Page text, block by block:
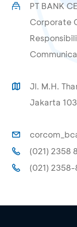
PT BANK
Corporate
Jl. M.H.
Jakarta
(021) 2358
(021)